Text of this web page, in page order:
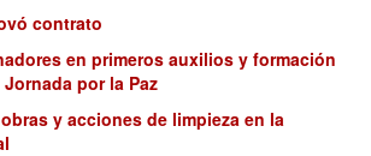
contrato
en primeros auxilios y formación
por la Paz
y acciones de limpieza en la